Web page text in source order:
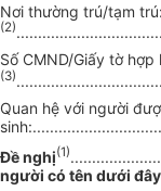
Nơi thường trú/tạm trú:
(2)
Số CMND/Giấy tờ hợp
(3)
Quan hệ với người
Đề nghị(1)
người có tên dưới